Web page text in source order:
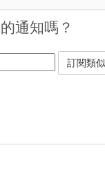
通知嗎？